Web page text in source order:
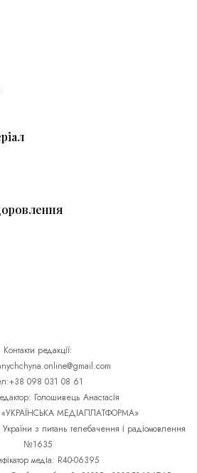
Контакти редакції:
098 031 08 61
Голошивець Анастасія
«УКРАЇНСЬКА МЕДІАПЛАТФОРМА»
з питань телебачення і радіомовлення
№1635
медіа: R40-06395